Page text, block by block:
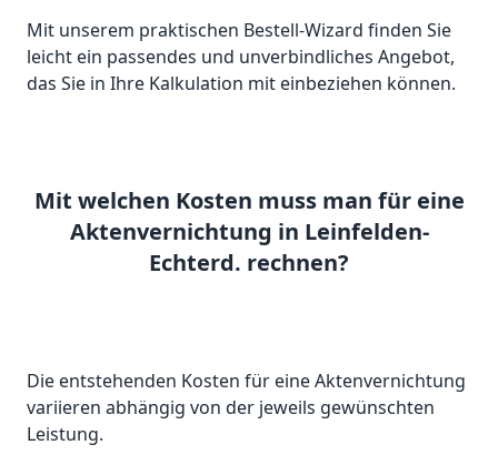
Mit unserem praktischen Bestell-Wizard finden Sie
leicht ein passendes und unverbindliches Angebot,
das Sie in Ihre Kalkulation mit einbeziehen können.
Mit welchen Kosten muss man für eine
Aktenvernichtung in Leinfelden-
Echterd. rechnen?
Die entstehenden Kosten für eine Aktenvernichtung
variieren abhängig von der jeweils gewünschten
Leistung.